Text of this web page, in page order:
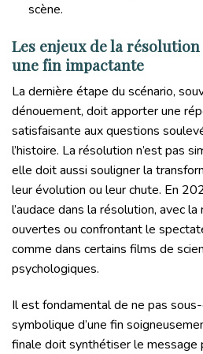
scène.
Les enjeux de la
une fin impactante
La dernière étape du scénario,
dénouement, doit apporter une
satisfaisante aux questions
l’histoire. La résolution n’est pas
elle doit aussi souligner la
leur évolution ou leur chute. En
l’audace dans la résolution, avec
ouvertes ou confrontant le
comme dans certains films de
psychologiques.
Il est fondamental de ne pas
symbolique d’une fin
finale doit synthétiser le message